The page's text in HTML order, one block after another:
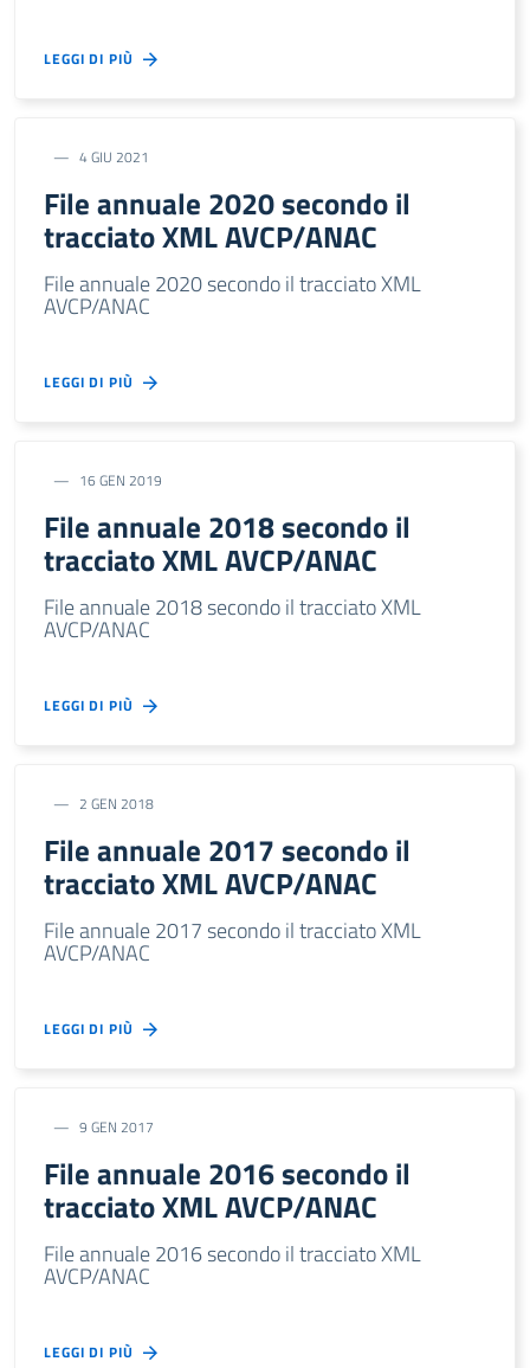
LEGGI DI PIÙ
4 GIU 2021
File annuale 2020 secondo il
tracciato XML AVCP/ANAC
File annuale 2020 secondo il tracciato XML
AVCP/ANAC
LEGGI DI PIÙ
16 GEN 2019
File annuale 2018 secondo il
tracciato XML AVCP/ANAC
File annuale 2018 secondo il tracciato XML
AVCP/ANAC
LEGGI DI PIÙ
2 GEN 2018
File annuale 2017 secondo il
tracciato XML AVCP/ANAC
File annuale 2017 secondo il tracciato XML
AVCP/ANAC
LEGGI DI PIÙ
9 GEN 2017
File annuale 2016 secondo il
tracciato XML AVCP/ANAC
File annuale 2016 secondo il tracciato XML
AVCP/ANAC
LEGGI DI PIÙ